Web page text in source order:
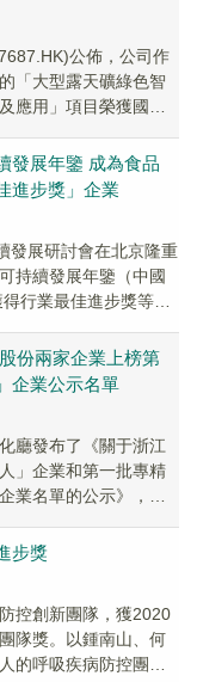
公佈，公司作
「大型露天礦綠色智
應用」項目榮獲國家
發展年鑒 成為食品
進步獎」企業
發展研討會在北京隆重
持續發展年鑒（中國
行業最佳進步獎等企
份兩家企業上榜第
企業公示名單
廳發布了《關于浙江
」企業和第一批專精
業名單的公示》，天
步獎
控創新團隊，獲2020
隊獎。以鍾南山、何
的呼吸疾病防控團隊